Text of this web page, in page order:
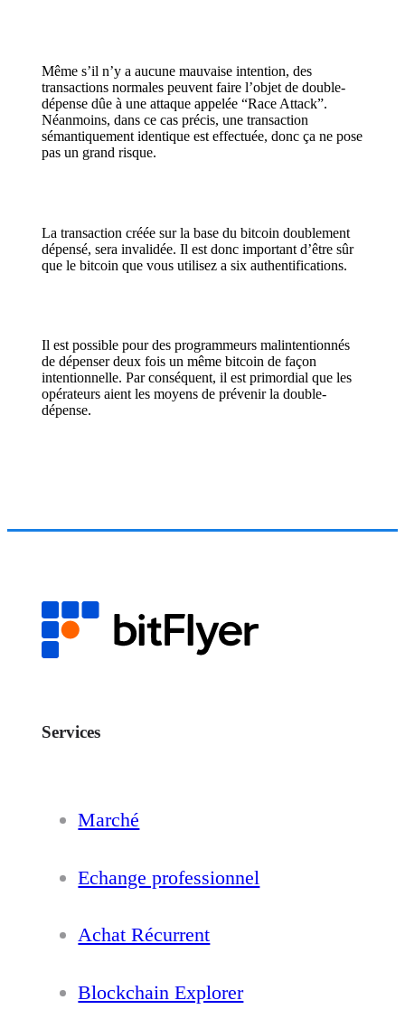
Même s’il n’y a aucune mauvaise intention, des
transactions normales peuvent faire l’objet de double-
dépense dûe à une attaque appelée “Race Attack”.
Néanmoins, dans ce cas précis, une transaction
sémantiquement identique est effectuée, donc ça ne pose
pas un grand risque.
La transaction créée sur la base du bitcoin doublement
dépensé, sera invalidée. Il est donc important d’être sûr
que le bitcoin que vous utilisez a six authentifications.
Il est possible pour des programmeurs malintentionnés
de dépenser deux fois un même bitcoin de façon
intentionnelle. Par conséquent, il est primordial que les
opérateurs aient les moyens de prévenir la double-
dépense.
Services
Marché
Echange professionnel
Achat Récurrent
Blockchain Explorer